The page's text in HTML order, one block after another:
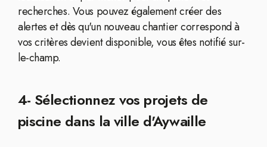
recherches. Vous pouvez également créer des
alertes et dès qu'un nouveau chantier correspond à
vos critères devient disponible, vous êtes notifié sur-
le-champ.
4- Sélectionnez vos projets de
piscine dans la ville d'Aywaille